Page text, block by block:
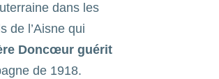
dans les
de l’Aisne qui
Doncœur guérit
de 1918.